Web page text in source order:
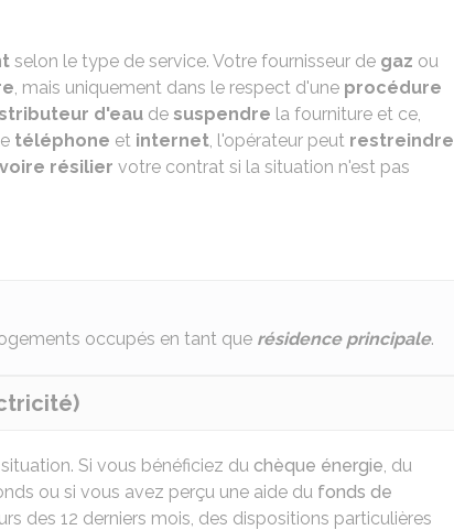
selon le type de service. Votre fournisseur de gaz ou
, mais uniquement dans le respect d'une procédure
d'eau de suspendre la fourniture et ce,
téléphone et internet, l'opérateur peut restreindre
voire résilier votre contrat si la situation n'est pas
occupés en tant que résidence principale.
Si vous bénéficiez du chèque énergie, du
ou si vous avez perçu une aide du fonds de
des 12 derniers mois, des dispositions particulières